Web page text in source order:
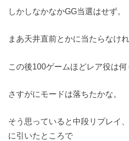
しかしなかなかGG当選はせず。
まあ天井直前とかに当たらなけ
この後100ゲームほどレア役は何
さすがにモードは落ちたかな。
そう思っていると中段リプレイ
に引いたところで